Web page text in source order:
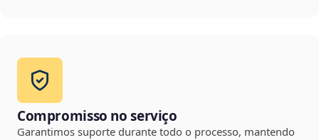
Compromisso no serviço
Garantimos suporte durante todo o processo, mantendo